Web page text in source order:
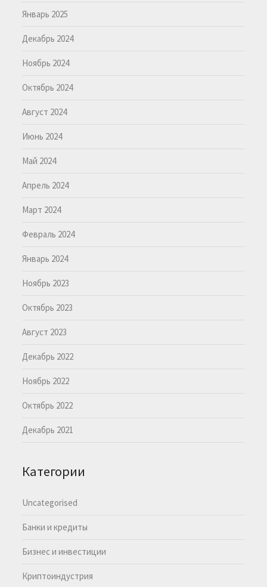
Январь 2025
Декабрь 2024
Ноябрь 2024
Октябрь 2024
Август 2024
Июнь 2024
Май 2024
Апрель 2024
Март 2024
Февраль 2024
Январь 2024
Ноябрь 2023
Октябрь 2023
Август 2023
Декабрь 2022
Ноябрь 2022
Октябрь 2022
Декабрь 2021
Категории
Uncategorised
Банки и кредиты
Бизнес и инвестиции
Криптоиндустрия